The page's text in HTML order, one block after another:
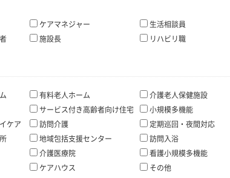
ケアマネジャー
生活相談員
施設長
リハビリ職
有料老人ホーム
介護老人保健施設
サービス付き高齢者向け住宅
小規模多機能
ケア
訪問介護
定期巡回・夜間対応
地域包括支援センター
訪問入浴
介護医療院
看護小規模多機能
ケアハウス その他